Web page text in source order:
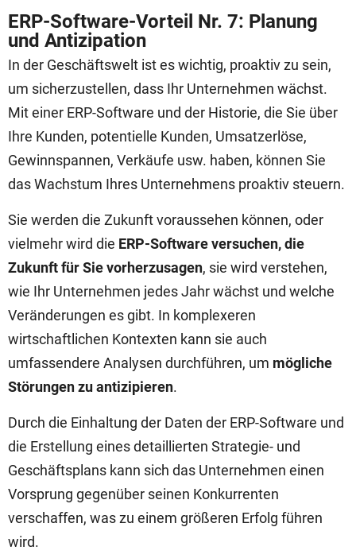
ERP-Software-Vorteil Nr. 7: Planung
und Antizipation
In der Geschäftswelt ist es wichtig, proaktiv zu sein,
um sicherzustellen, dass Ihr Unternehmen wächst.
Mit einer ERP-Software und der Historie, die Sie über
Ihre Kunden, potentielle Kunden, Umsatzerlöse,
Gewinnspannen, Verkäufe usw. haben, können Sie
das Wachstum Ihres Unternehmens proaktiv steuern.
Sie werden die Zukunft voraussehen können, oder
vielmehr wird die ERP-Software versuchen, die
Zukunft für Sie vorherzusagen, sie wird verstehen,
wie Ihr Unternehmen jedes Jahr wächst und welche
Veränderungen es gibt. In komplexeren
wirtschaftlichen Kontexten kann sie auch
umfassendere Analysen durchführen, um mögliche
Störungen zu antizipieren.
Durch die Einhaltung der Daten der ERP-Software und
die Erstellung eines detaillierten Strategie- und
Geschäftsplans kann sich das Unternehmen einen
Vorsprung gegenüber seinen Konkurrenten
verschaffen, was zu einem größeren Erfolg führen
wird.